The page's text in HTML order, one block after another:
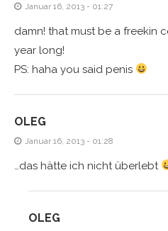
Januar 16, 2013 - 01:27
damn! that must be a freekin
year long!
PS: haha you said penis
OLEG
Januar 16, 2013 - 01:28
…das hätte ich nicht überlebt
OLEG